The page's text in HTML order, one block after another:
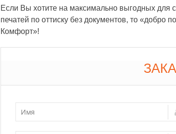
Если Вы хотите на максимально выгодных для
печатей по оттиску без документов, то «добро
Комфорт»!